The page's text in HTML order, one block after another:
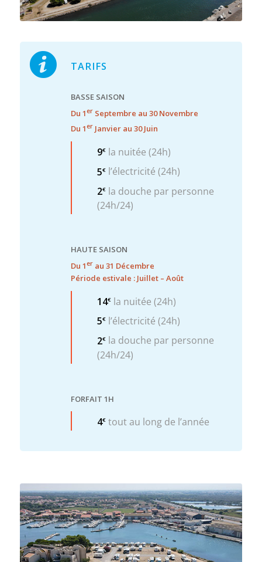
TARIFS
BASSE SAISON
Du 1erSeptembre au 30 Novembre
Du 1erJanvier au 30 Juin
9€la nuitée (24h)
5€l’électricité (24h)
2€la douche par personne
(24h/24)
HAUTE SAISON
Du 1erau 31 Décembre
Période estivale : Juillet – Août
14€la nuitée (24h)
5€l’électricité (24h)
2€la douche par personne
(24h/24)
FORFAIT 1H
4€tout au long de l’année